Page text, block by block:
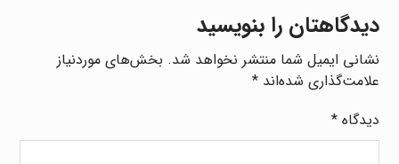
دیدگاهتان را بنویسید
نشانی ایمیل شما منتشر نخواهد شد. بخش‌های موردنیاز
علامت‌گذاری شده‌اند*
دیدگاه*